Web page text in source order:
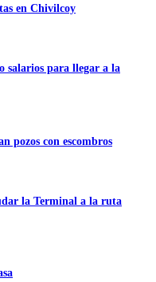
en Chivilcoy
salarios para llegar a la
pozos con escombros
la Terminal a la ruta